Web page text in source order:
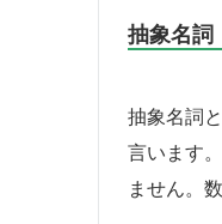
抽象名詞
抽象名詞
言います
ません。